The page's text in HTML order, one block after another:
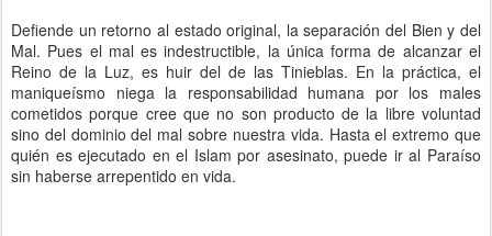
Defiende un retorno al estado original, la separación del Bien y del
Mal. Pues el mal es indestructible, la única forma de alcanzar el
Reino de la Luz, es huir del de las Tinieblas. En la práctica, el
maniqueísmo niega la responsabilidad humana por los males
cometidos porque cree que no son producto de la libre voluntad
sino del dominio del mal sobre nuestra vida. Hasta el extremo que
quién es ejecutado en el Islam por asesinato, puede ir al Paraíso
sin haberse arrepentido en vida.